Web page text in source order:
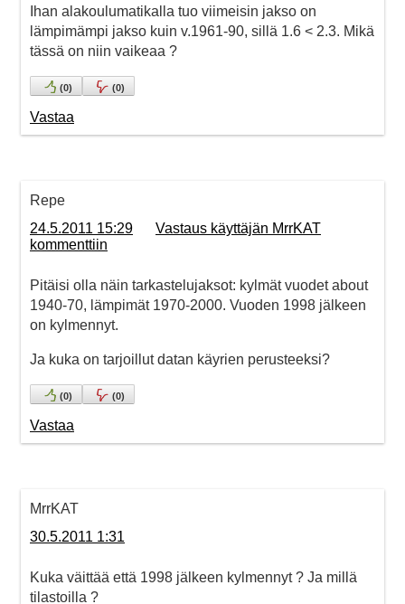
Ihan alakoulumatikalla tuo viimeisin jakso on
lämpimämpi jakso kuin v.1961-90, sillä 1.6 < 2.3. Mikä
tässä on niin vaikeaa ?
(0) (0)
Vastaa
Repe
24.5.2011 15:29
Vastaus käyttäjän MrrKAT
kommenttiin
Pitäisi olla näin tarkastelujaksot: kylmät vuodet about
1940-70, lämpimät 1970-2000. Vuoden 1998 jälkeen
on kylmennyt.
Ja kuka on tarjoillut datan käyrien perusteeksi?
(0) (0)
Vastaa
MrrKAT
30.5.2011 1:31
Kuka väittää että 1998 jälkeen kylmennyt ? Ja millä
tilastoilla ?